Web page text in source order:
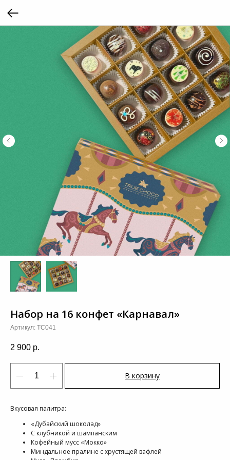
Набор на 16 конфет «Карнавал»
Артикул: TC041
2 900 р.
В корзину
Вкусовая палитра:
«Дубайский шоколад»
С клубникой и шампанским
Кофейный мусс «Мокко»
Миндальное пралине с хрустящей вафлей